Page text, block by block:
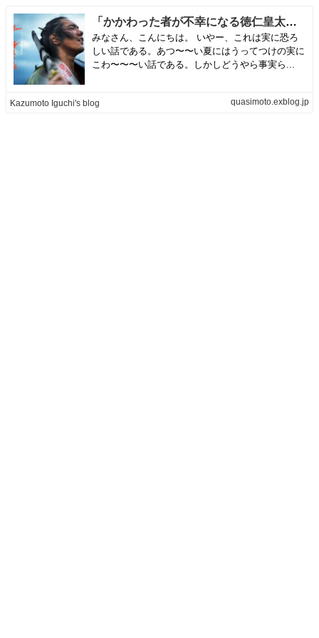
「かかわった者が不幸になる徳仁皇太子夫妻の暗黒パワー」：「デスプリンセス」？ | Kazumoto Iguchi's blog
みなさん、こんにちは。 いやー、これは実に恐ろ
しい話である。あつ〜〜い夏にはうってつけの実に
こわ〜〜〜い話である。しかしどうやら事実ら...
Kazumoto Iguchi's blog quasimoto.exblog.jp